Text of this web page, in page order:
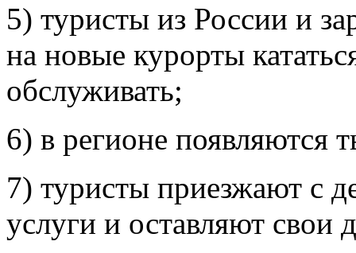
5) туристы из России и
на новые курорты
обслуживать;
6) в регионе появляются
7) туристы приезжают с
услуги и оставляют